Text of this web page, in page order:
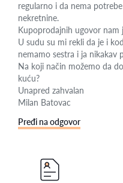
regularno i da nema
nekretnine.
Kupoprodajnih ugovor nam
U sudu su mi rekli da je i
nemamo sestra i ja nikakav
Na koji način možemo da
kuću?
Unapred zahvalan
Milan Batovac
Pređi na odgovor